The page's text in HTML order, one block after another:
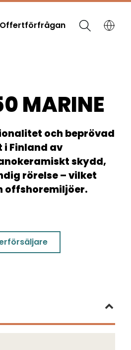
Offertförfrågan
MARINE
och beprövad
Finland av
skydd,
rörelse – vilket
offshoremiljöer.